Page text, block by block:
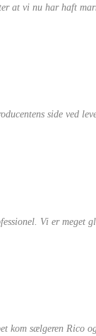
at vi nu har haft
side ved
Vi er meget
kom sælgeren